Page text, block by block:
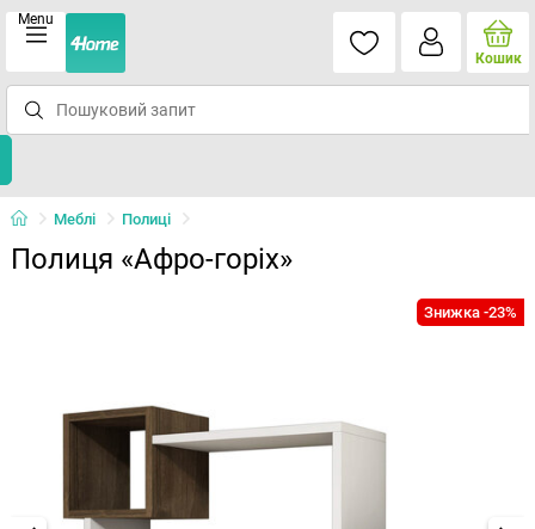
Menu
Кошик
Меблі Полиці
Полиця «Афро-горіх»
Знижка -23%